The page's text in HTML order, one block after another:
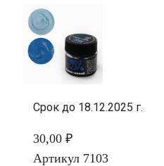
Срок до 18.12.2025 г.
30,00 ₽
Артикул 7103